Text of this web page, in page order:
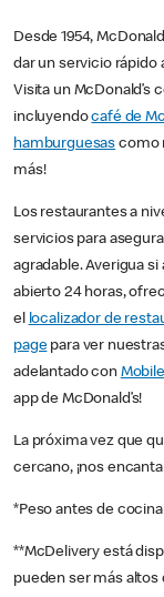
Desde 1954,
dar un servicio rápido
Visita un McDonald’s
incluyendocafé de
hamburguesas como
más!
Los restaurantes a
servicios para
agradable. Averigua si
abierto 24 horas,
el localizador de
pagepara ver
adelantado con
app de McDonald’s!
La próxima vez que
cercano, ¡nos
*Peso antes de
**McDelivery está
pueden ser más altos